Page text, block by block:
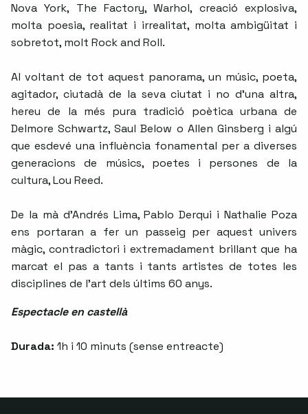
Nova York, The Factory, Warhol, creació explosiva,
molta poesia, realitat i irrealitat, molta ambigüitat i
sobretot, molt Rock and Roll.
Al voltant de tot aquest panorama, un músic, poeta,
agitador, ciutadà de la seva ciutat i no d’una altra,
hereu de la més pura tradició poètica urbana de
Delmore Schwartz, Saul Below o Allen Ginsberg i algú
que esdevé una influència fonamental per a diverses
generacions de músics, poetes i persones de la
cultura, Lou Reed.
De la mà d’Andrés Lima, Pablo Derqui i Nathalie Poza
ens portaran a fer un passeig per aquest univers
màgic, contradictori i extremadament brillant que ha
marcat el pas a tants i tants artistes de totes les
disciplines de l’art dels últims 60 anys.
Espectacle en castellà
Durada: 1h i 10 minuts (sense entreacte)